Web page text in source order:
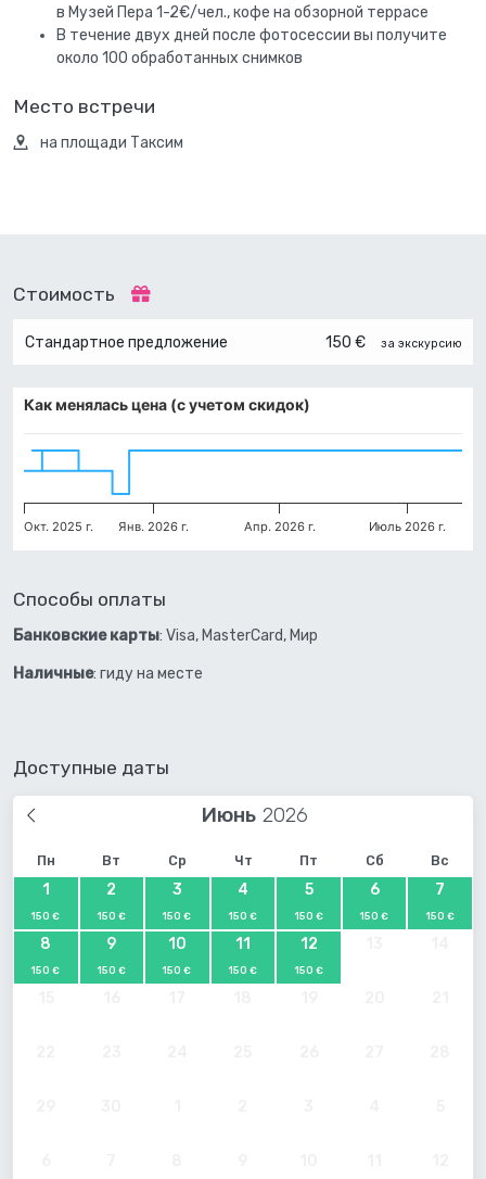
в Музей Пера 1-2€/чел., кофе на обзорной террасе
В течение двух дней после фотосессии вы получите
около 100 обработанных снимков
Место встречи
на площади Таксим
Стоимость
Стандартное предложение 150 € за экскурсию
Как менялась цена (с учетом скидок)
Окт. 2025 г. Янв. 2026 г. Апр. 2026 г. Июль 2026 г.
Способы оплаты
Банковские карты: Visa, MasterCard, Мир
Наличные: гиду на месте
Доступные даты
Июнь
Пн Вт Ср Чт Пт Сб Вс
1
150 €
2
150 €
3
150 €
4
150 €
5
150 €
6
150 €
7
150 €
8
150 €
9
150 €
10
150 €
11
150 €
12
150 €